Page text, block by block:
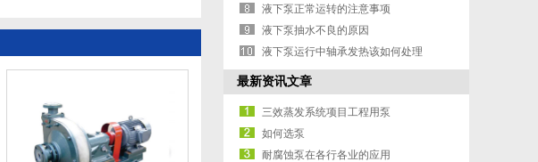
液下泵正常运转的注意事项
液下泵抽水不良的原因
液下泵运行中轴承发热该如何处理
最新资讯文章
三效蒸发系统项目工程用泵
如何选泵
耐腐蚀泵在各行各业的应用